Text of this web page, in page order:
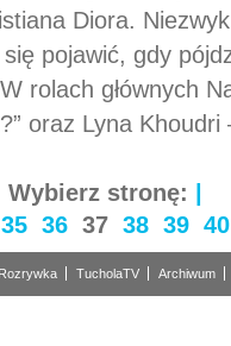
Diora.
pojawić, gdy
rolach głównych
oraz Lyna
Wybierz stronę: |
35 36 37 38 39 40
Rozrywka TucholaTV Archiwum